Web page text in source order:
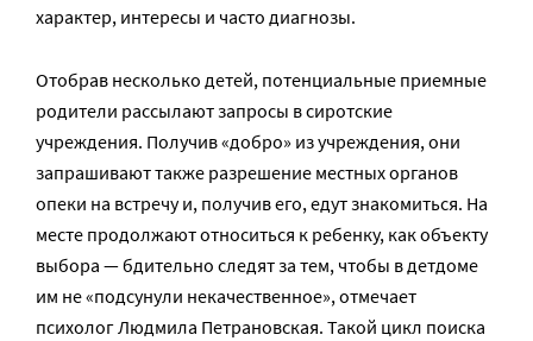
характер, интересы и часто диагнозы.
Отобрав несколько детей, потенциальные приемные
родители рассылают запросы в сиротские
учреждения. Получив «добро» из учреждения, они
запрашивают также разрешение местных органов
опеки на встречу и, получив его, едут знакомиться. На
месте продолжают относиться к ребенку, как объекту
выбора — бдительно следят за тем, чтобы в детдоме
им не «подсунули некачественное», отмечает
психолог Людмила Петрановская. Такой цикл поиска